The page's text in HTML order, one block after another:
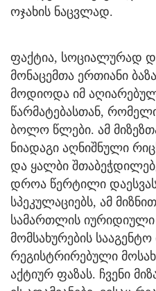
ოჯახის ნაცვლად.
ფაქტია, სოციალურად
მონაცემთა ერთიანი
მოდიოდა იმ
წარმატებასთან,
ბოლო წლები. ამ
ნიადაგი აღნიშნული
და ყალბი
დროა წერტილი
სპეკულაციებს, ამ
სამართლის
მომსახურების სააგენტო
რეგისტრირებული
აქტიურ ფაზას. ჩვენი